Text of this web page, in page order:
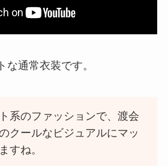
な通常衣装です。
系のファッションで、渡会
クールなビジュアルにマッ
すね。